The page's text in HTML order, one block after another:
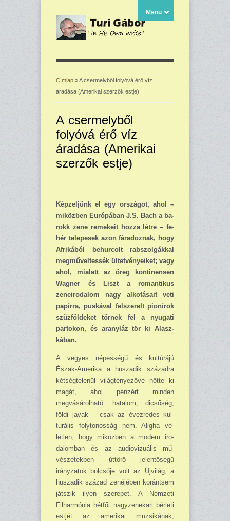
Menu
Jelenlegi hely
Címlap » A csermelyből folyóvá érő víz
áradása (Amerikai szerzők estje)
A csermelyből
folyóvá érő víz
áradása (Amerikai
szerzők estje)
Képzeljünk el egy országot, ahol –
miközben Európában J.S. Bach a ba­
rokk zene remekeit hozza létre – fe­
hér telepesek azon fáradoznak, hogy
Afrikából behurcolt rabszolgákkal
meg­műveltessék ültetvényeiket; vagy
ahol, mialatt az öreg kontinen­sen
Wagner és Liszt a roman­tikus
zeneirodalom nagy alkotásait veti
papírra, puskával felszerelt pionírok
szűzföldeket tör­nek fel a nyugati
partokon, és aranyláz tör ki Alasz­
kában.
A vegyes népességű és kultúrájú
Észak-Amerika a huszadik század­ra
kétségtelenül világtényezővé nőt­te ki
magát, ahol pénzért minden
megvásárolható: hatalom, dicsőség,
földi javak – csak az évezredes kul­
turális folytonosság nem. Aligha vé­
letlen, hogy miközben a modem iro­
dalomban és az audiovizuális mű­
vészetekben úttörő jelentőségű
irányzatok bölcsője volt az Újvilág, a
huszadik század zenéjében koránt­sem
játszik ilyen szerepet. A Nem­zeti
Filharmónia hétfői nagyzeneka­ri bérleti
estjét az amerikai muzsi­kának,